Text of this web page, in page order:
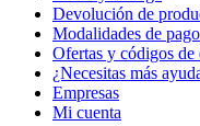
Devolución de
Modalidades de pago
Ofertas y códigos de
¿Necesitas más
Empresas
Mi cuenta